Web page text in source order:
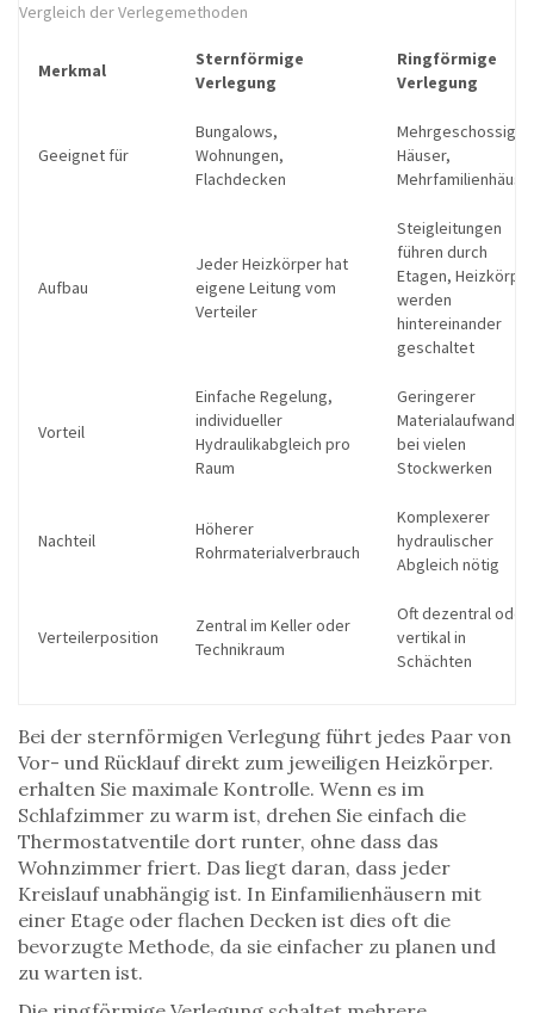
Vergleich der Verlegemethoden
Merkmal
Sternförmige
Verlegung
Ringförmige
Verlegung
Geeignet für
Bungalows,
Wohnungen,
Flachdecken
Mehrgeschossige
Häuser,
Aufbau
Jeder Heizkörper hat
eigene Leitung vom
Verteiler
Steigleitungen
führen durch
Etagen, Heizkörper
werden
hintereinander
geschaltet
Vorteil
Einfache Regelung,
individueller
Hydraulikabgleich pro
Raum
Geringerer
Materialaufwand
bei vielen
Stockwerken
Nachteil
Höherer
Rohrmaterialverbrauch
Komplexerer
hydraulischer
Abgleich nötig
Verteilerposition
Zentral im Keller oder
Technikraum
Oft dezentral oder
vertikal in
Schächten
Bei der sternförmigen Verlegung führt jedes Paar von
Vor- und Rücklauf direkt zum jeweiligen Heizkörper.
erhalten Sie maximale Kontrolle. Wenn es im
Schlafzimmer zu warm ist, drehen Sie einfach die
Thermostatventile dort runter, ohne dass das
Wohnzimmer friert. Das liegt daran, dass jeder
Kreislauf unabhängig ist. In Einfamilienhäusern mit
einer Etage oder flachen Decken ist dies oft die
bevorzugte Methode, da sie einfacher zu planen und
zu warten ist.